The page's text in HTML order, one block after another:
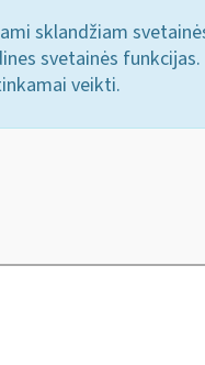
sklandžiam
svetainės
veikti.